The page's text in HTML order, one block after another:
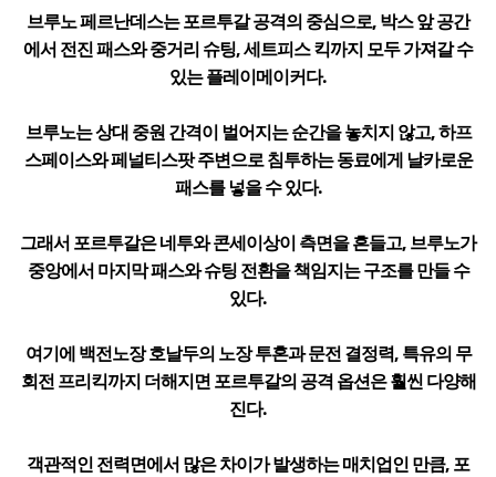
브루노 페르난데스는 포르투갈 공격의 중심으로, 박스 앞 공간
에서 전진 패스와 중거리 슈팅, 세트피스 킥까지 모두 가져갈 수
있는 플레이메이커다.
브루노는 상대 중원 간격이 벌어지는 순간을 놓치지 않고, 하프
스페이스와 페널티스팟 주변으로 침투하는 동료에게 날카로운
패스를 넣을 수 있다.
그래서 포르투갈은 네투와 콘세이상이 측면을 흔들고, 브루노가
중앙에서 마지막 패스와 슈팅 전환을 책임지는 구조를 만들 수
있다.
여기에 백전노장 호날두의 노장 투혼과 문전 결정력, 특유의 무
회전 프리킥까지 더해지면 포르투갈의 공격 옵션은 훨씬 다양해
진다.
객관적인 전력면에서 많은 차이가 발생하는 매치업인 만큼, 포